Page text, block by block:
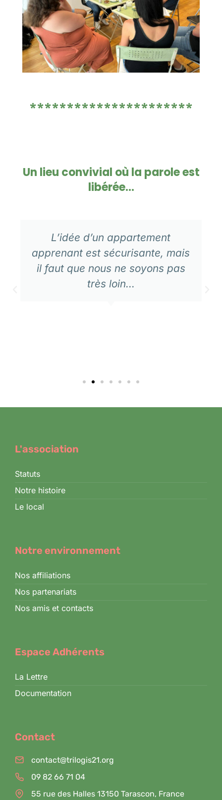
**********************
Un lieu convivial où la parole est
libérée...
L’idée d’un appartement
apprenant est sécurisante, mais
il faut que nous ne soyons pas
très loin...
L'association
Statuts
Notre histoire
Le local
Notre environnement
Nos affiliations
Nos partenariats
Nos amis et contacts
Espace Adhérents
La Lettre
Documentation
Contact
contact@trilogis21.org
09 82 66 71 04
55 rue des Halles 13150 Tarascon, France